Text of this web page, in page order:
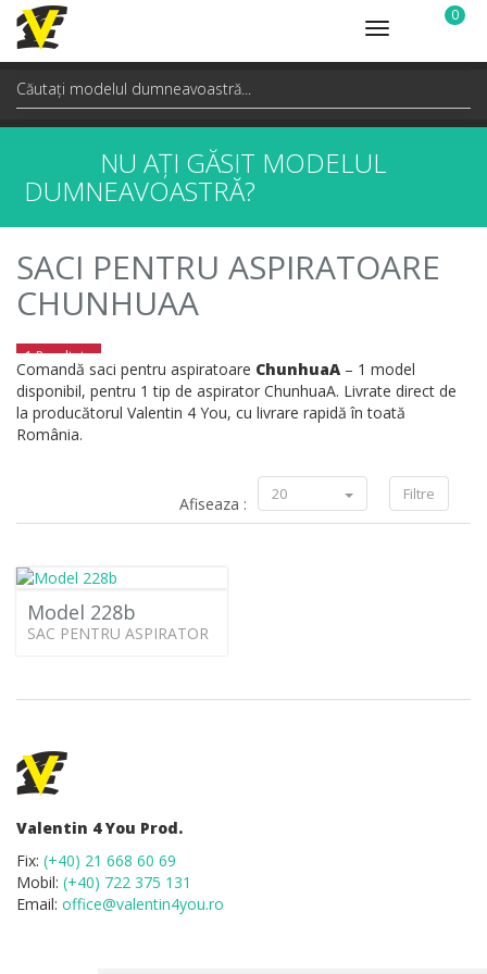
Toggle
navigation
0
NU AȚI GĂSIT MODELUL
DUMNEAVOASTRĂ?
SACI PENTRU ASPIRATOARE
CHUNHUAA
1 Rezultate
Comandă saci pentru aspiratoare ChunhuaA – 1 model
disponibil, pentru 1 tip de aspirator ChunhuaA. Livrate direct de
la producătorul Valentin 4 You, cu livrare rapidă în toată
România.
Filtre
Afiseaza : 20
Model 228b
SAC PENTRU ASPIRATOR
Valentin 4 You Prod.
Fix: (+40) 21 668 60 69
Mobil: (+40) 722 375 131
Email: office@valentin4you.ro